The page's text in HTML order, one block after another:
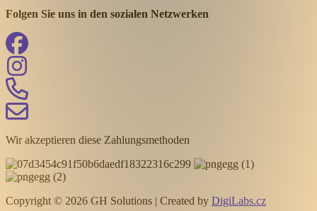
Folgen Sie uns in den sozialen Netzwerken
Wir akzeptieren diese Zahlungsmethoden
Copyright © 2026 GH Solutions | Created by DigiLabs.cz